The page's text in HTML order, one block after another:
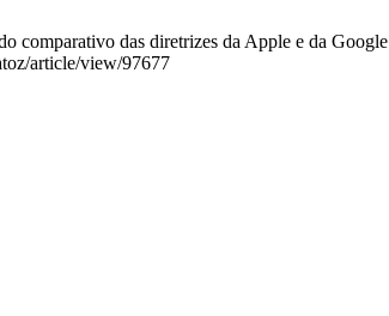
comparativo das diretrizes da Apple e da
article/view/97677